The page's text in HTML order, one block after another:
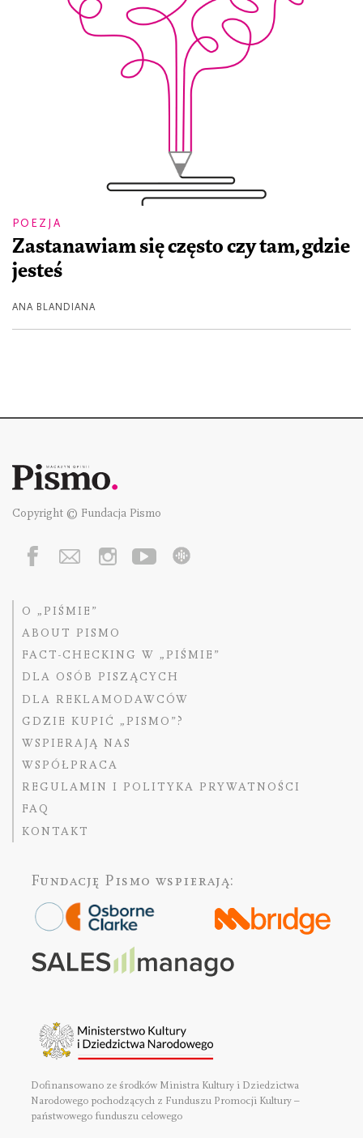
POEZJA
Zastanawiam się często czy tam, gdzie
jesteś
ANA BLANDIANA
Copyright © Fundacja Pismo
O „PIŚMIE”
ABOUT PISMO
FACT-CHECKING W „PIŚMIE”
DLA OSÓB PISZĄCYCH
DLA REKLAMODAWCÓW
GDZIE KUPIĆ „PISMO”?
WSPIERAJĄ NAS
WSPÓŁPRACA
REGULAMIN I POLITYKA PRYWATNOŚCI
FAQ
KONTAKT
Fundację Pismo wspierają:
Dofinansowano ze środków Ministra Kultury i Dziedzictwa
Narodowego pochodzących z Funduszu Promocji Kultury –
państwowego funduszu celowego